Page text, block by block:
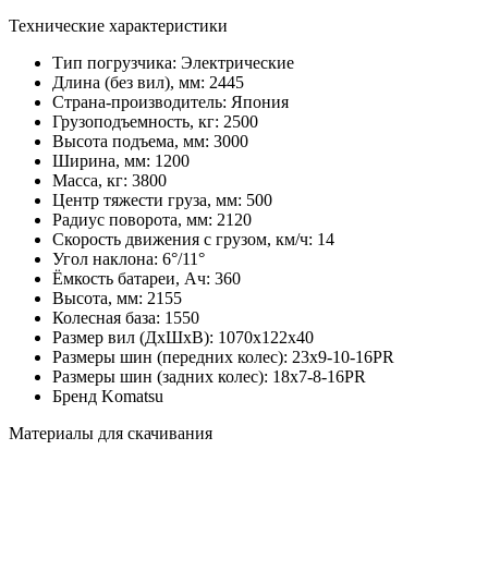
Технические характеристики
Тип погрузчика: Электрические
Длина (без вил), мм: 2445
Страна-производитель: Япония
Грузоподъемность, кг: 2500
Высота подъема, мм: 3000
Ширина, мм: 1200
Масса, кг: 3800
Центр тяжести груза, мм: 500
Радиус поворота, мм: 2120
Скорость движения с грузом, км/ч: 14
Угол наклона: 6°/11°
Ёмкость батареи, Ач: 360
Высота, мм: 2155
Колесная база: 1550
Размер вил (ДхШхВ): 1070х122х40
Размеры шин (передних колес): 23х9-10-16PR
Размеры шин (задних колес): 18х7-8-16PR
Бренд Komatsu
Материалы для скачивания